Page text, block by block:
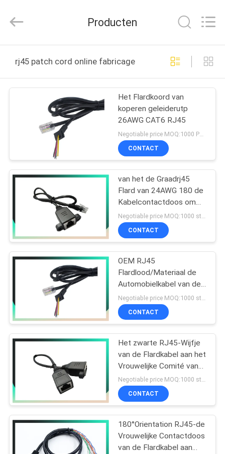
PRODUCTEN
ONGEVEER
FABRIEKSREIS
KWALITEITSCONTROLE
CONTACTEER
ONS
SHOW
SITEMAP
PRIVACY
POLICY
Reserved.
Producten
rj45 patch cord online fabricage
Het Flardkoord van
koperen geleiderutp
26AWG CAT6 RJ45
Negotiable price MOQ:1000 PCs
CONTACT
van het de Graadrj45
Flard van 24AWG 180 de
Kabelcontactdoos om
Stopuitbreiding/Flardkoord
Rj45 te telefoneren
CONTACT
OEM RJ45
Flardlood/Materiaal de
Automobielkabel van de
Bedradingsuitrusting
RJ45 Ethernet
CONTACT
Het zwarte RJ45-Wijfje
van de Flardkabel aan het
Vrouwelijke Comité van
de Netwerkuitbreiding
8P8C zet Lengte 0.5m
van het Schroefslot op
Negotiable price MOQ:1000 stuks
CONTACT
180°Orientation RJ45-de
Vrouwelijke Contactdoos
van de Flardkabel aan